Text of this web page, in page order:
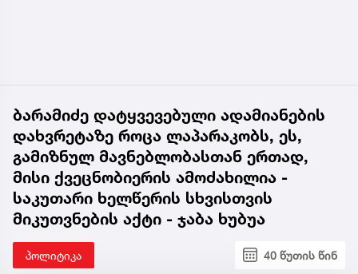
ბარამიძე დატყვევებული ადამიანების
დახვრეტაზე როცა ლაპარაკობს, ეს,
გამიზნულ მავნებლობასთან ერთად,
მისი ქვეცნობიერის ამოძახილია -
საკუთარი ხელწერის სხვისთვის
მიკუთვნების აქტი - ჯაბა ხუბუა
პოლიტიკა 40 წუთის წინ